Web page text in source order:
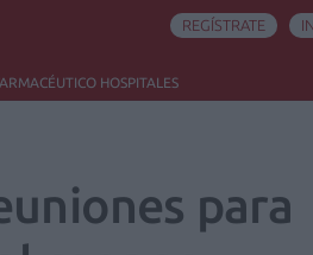
HOSPITALES
REGÍSTRATE
para